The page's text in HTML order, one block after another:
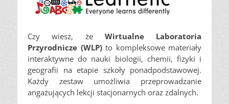
Czy wiesz, że Wirtualne Laboratoria
Przyrodnicze (WLP)to kompleksowe materiały
interaktywne do nauki biologii, chemii, fizyki i
geografii na etapie szkoły ponadpodstawowej.
Każdy zestaw umożliwia przeprowadzanie
angażujących lekcji stacjonarnych oraz zdalnych.